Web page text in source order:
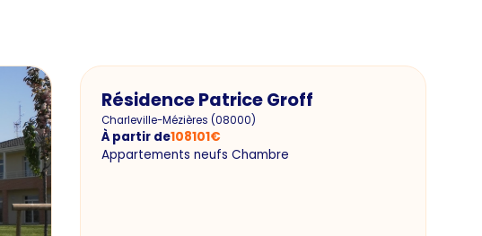
Résidence Patrice Groff
Charleville-Mézières (08000)
À partir de108101€
Appartements neufs Chambre